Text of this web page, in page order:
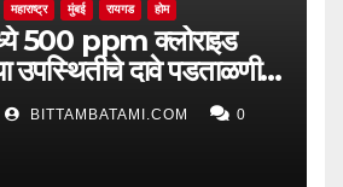
महाराष्ट्र मुंबई रायगड होम
500 ppm क्लोराइड
उपस्थितीचे दावे पडताळणीत
BITTAMBATAMI.COM 0